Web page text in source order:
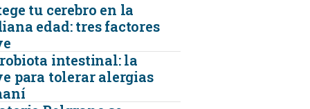
tu cerebro en la
edad: tres factores
intestinal: la
para tolerar alergias